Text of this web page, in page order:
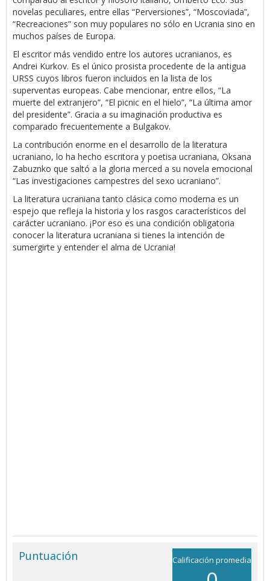
novelas peculiares, entre ellas “Perversiones”, “Moscoviada”,
“Recreaciones” son muy populares no sólo en Ucrania sino en
muchos países de Europa.
El escritor más vendido entre los autores ucranianos, es
Andrei Kurkov. Es el único prosista procedente de la antigua
URSS cuyos libros fueron incluidos en la lista de los
superventas europeas. Cabe mencionar, entre ellos, “La
muerte del extranjero”, “El picnic en el hielo”, “La última amor
del presidente”. Gracia a su imaginación productiva es
comparado frecuentemente a Bulgakov.
La contribución enorme en el desarrollo de la literatura
ucraniano, lo ha hecho escritora y poetisa ucraniana, Oksana
Zabuznko que saltó a la gloria merced a su novela emocional
“Las investigaciones campestres del sexo ucraniano”.
La literatura ucraniana tanto clásica como moderna es un
espejo que refleja la historia y los rasgos característicos del
carácter ucraniano. ¡Por eso es una condición obligatoria
conocer la literatura ucraniana si tienes la intención de
sumergirte y entender el alma de Ucrania!
Calificación promedia
Puntuación